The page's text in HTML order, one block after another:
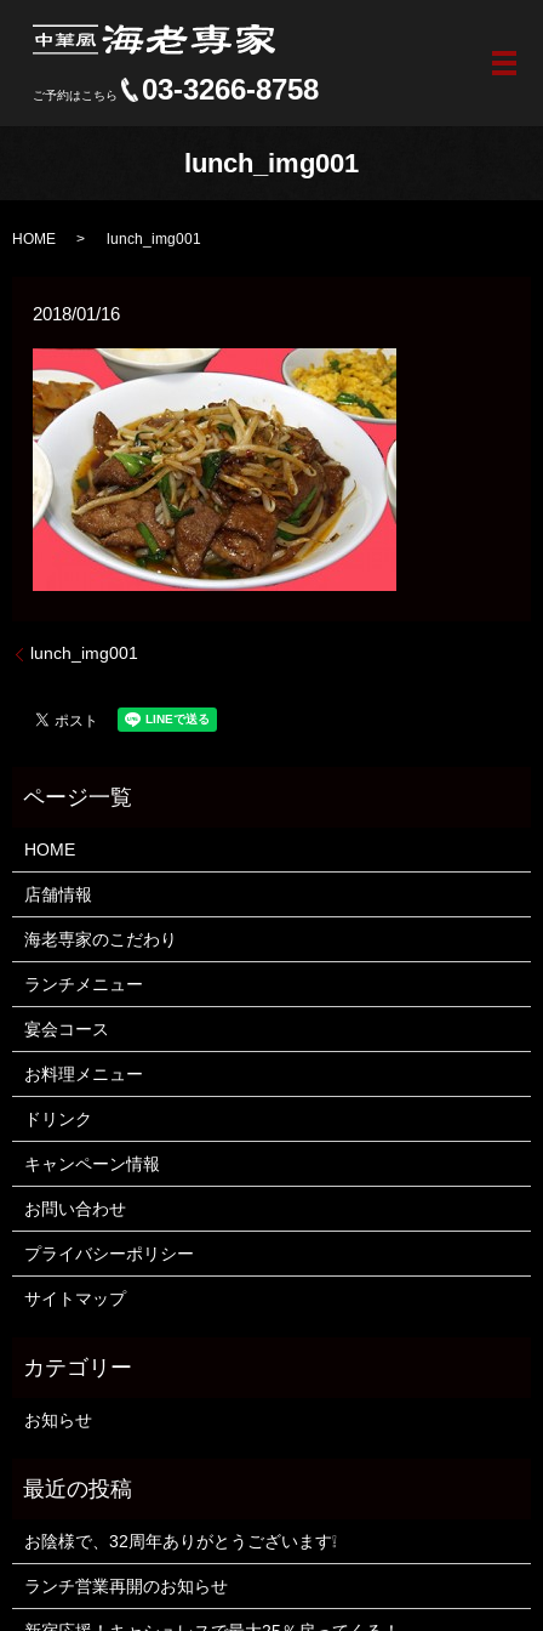
ご予約はこちら 03-3266-8758
メ
lunch_img001
HOME lunch_img001
2018/01/16
lunch_img001
HOME
店舗情報
海老専家のこだわり
ランチメニュー
宴会コース
お料理メニュー
ドリンク
キャンペーン情報
お問い合わせ
プライバシーポリシー
サイトマップ
お知らせ
お陰様で、32周年ありがとうございます❕
ランチ営業再開のお知らせ